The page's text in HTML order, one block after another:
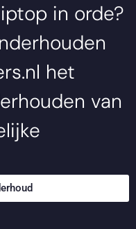
in orde?
het
van